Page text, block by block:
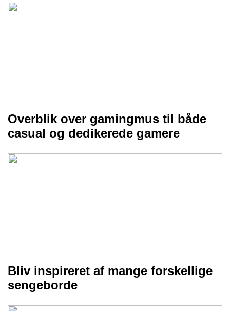
Overblik over gamingmus til både
casual og dedikerede gamere
Bliv inspireret af mange forskellige
sengeborde